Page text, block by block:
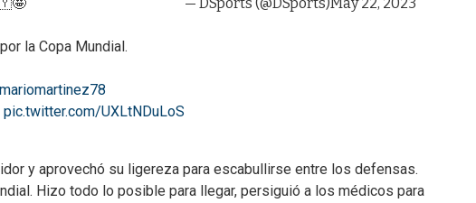
la Copa Mundial.
pic.twitter.com/UXLtNDuLoS
y aprovechó su ligereza para escabullirse entre los defensas.
Hizo todo lo posible para llegar, persiguió a los médicos para